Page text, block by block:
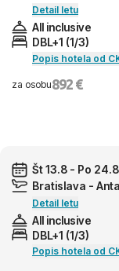
Detail letu
All inclusive
DBL+1 (1/3)
Popis hotela od
za osobu892 €
Št 13.8 - Po
Bratislava -
Detail letu
All inclusive
DBL+1 (1/3)
Popis hotela od